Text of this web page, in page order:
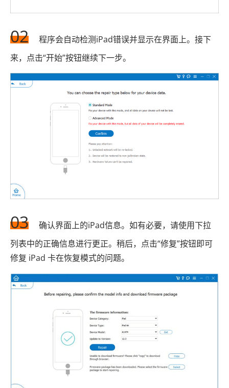
02
程序会自动检测iPad错误并显示在界面上。接下
来，点击“开始”按钮继续下一步。
03
确认界面上的iPad信息。如有必要，请使用下拉
列表中的正确信息进行更正。稍后，点击“修复”按钮即可
修复 iPad 卡在恢复模式的问题。